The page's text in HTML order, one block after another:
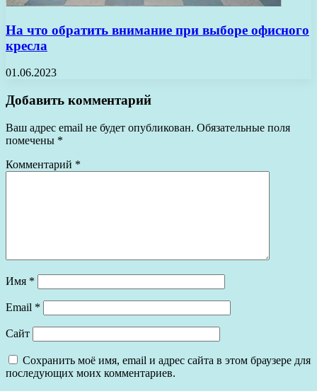
На что обратить внимание при выборе офисного
кресла
01.06.2023
Добавить комментарий
Ваш адрес email не будет опубликован. Обязательные поля
помечены *
Комментарий *
Имя *
Email *
Сайт
Сохранить моё имя, email и адрес сайта в этом браузере для
последующих моих комментариев.